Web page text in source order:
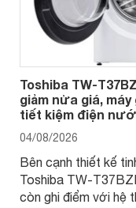
Toshiba TW-
giảm nửa giá,
tiết kiệm điện
04/08/2026
Bên cạnh thiết kế
Toshiba TW-
còn ghi điểm với hệ